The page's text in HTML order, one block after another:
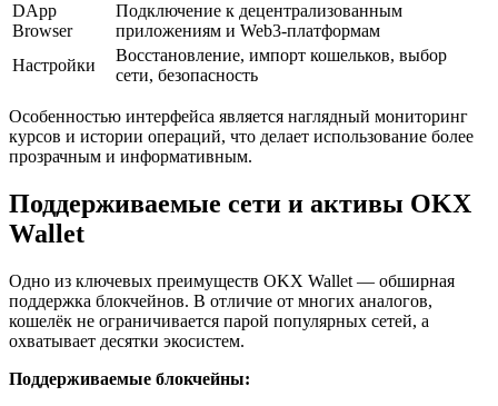
DApp
Browser
Подключение к децентрализованным
приложениям и Web3-платформам
Настройки
Восстановление, импорт кошельков, выбор
сети, безопасность
Особенностью интерфейса является наглядный мониторинг
курсов и истории операций, что делает использование более
прозрачным и информативным.
Поддерживаемые сети и активы OKX
Wallet
Одно из ключевых преимуществ OKX Wallet — обширная
поддержка блокчейнов. В отличие от многих аналогов,
кошелёк не ограничивается парой популярных сетей, а
охватывает десятки экосистем.
Поддерживаемые блокчейны: